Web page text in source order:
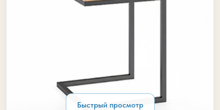
Быстрый просмотр